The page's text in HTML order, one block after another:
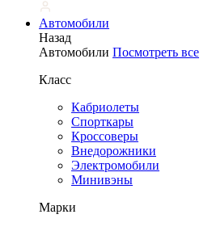
Автомобили
Назад
Автомобили Посмотреть все
Класс
Кабриолеты
Спорткары
Кроссоверы
Внедорожники
Электромобили
Минивэны
Марки